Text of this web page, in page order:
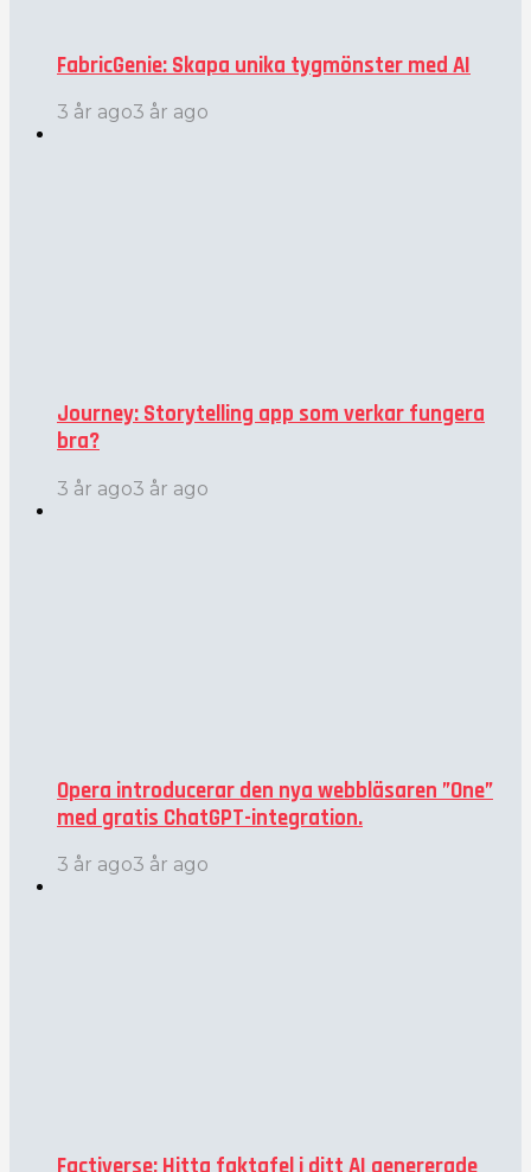
FabricGenie: Skapa unika tygmönster med AI
3 år ago3 år ago
Journey: Storytelling app som verkar fungera
bra?
3 år ago3 år ago
Opera introducerar den nya webbläsaren ”One”
med gratis ChatGPT-integration.
3 år ago3 år ago